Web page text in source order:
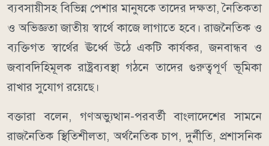
ব্যবসায়ীসহ বিভিন্ন পেশার মানুষকে তাদের দক্ষতা, নৈতিকতা
ও অভিজ্ঞতা জাতীয় স্বার্থে কাজে লাগাতে হবে। রাজনৈতিক ও
ব্যক্তিগত স্বার্থের ঊর্ধ্বে উঠে একটি কার্যকর, জনবান্ধব ও
জবাবদিহিমূলক রাষ্ট্রব্যবস্থা গঠনে তাদের গুরুত্বপূর্ণ ভূমিকা
রাখার সুযোগ রয়েছে।
বক্তারা বলেন, গণঅভ্যুত্থান-পরবর্তী বাংলাদেশের সামনে
রাজনৈতিক স্থিতিশীলতা, অর্থনৈতিক চাপ, দুর্নীতি, প্রশাসনিক